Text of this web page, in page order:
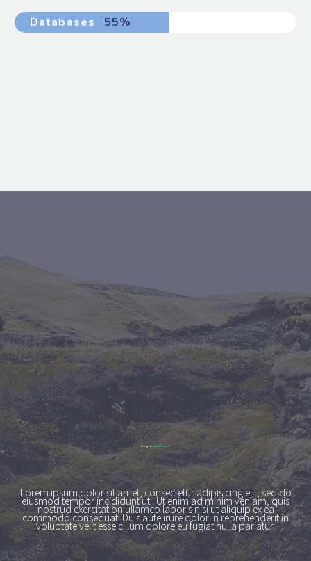
Databases 55%
the gem is awesome!
Lorem ipsum dolor sit amet, consectetur adipisicing elit, sed do
eiusmod tempor incididunt ut . Ut enim ad minim veniam, quis
nostrud exercitation ullamco laboris nisi ut aliquip ex ea
commodo consequat. Duis aute irure dolor in reprehenderit in
voluptate velit esse cillum dolore eu fugiat nulla pariatur.